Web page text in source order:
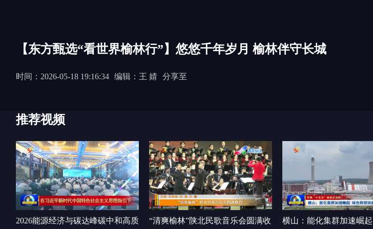
【东方甄选“看世界榆林行”】悠悠千年岁月 榆林伴守长城
时间：2026-05-18 19:16:34 编辑：王 婧 分享至
推荐视频
2026能源经济与碳达峰碳中和高质
“清爽榆林”陕北民歌音乐会圆满收
横山：能化集群加速崛